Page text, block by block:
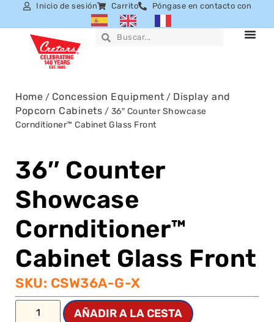
Inicio de sesión Carrito Póngase en contacto con
Home / Concession Equipment / Display and
Popcorn Cabinets / 36″ Counter Showcase
Cornditioner™ Cabinet Glass Front
36″ Counter
Showcase
Cornditioner™
Cabinet Glass Front
SKU: CSW36A-G-X
AÑADIR A LA CESTA